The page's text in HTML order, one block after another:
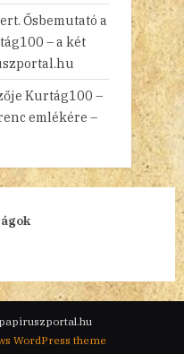
Ősbemutató a
– a két
Kurtág100 –
emlékére –
WordPress theme